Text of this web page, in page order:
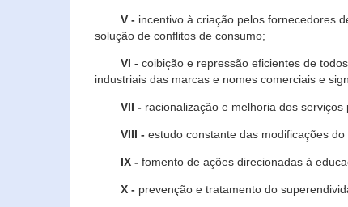
V - incentivo à criação pelos fornecedores
solução de conflitos de consumo;
VI - coibição e repressão eficientes de
industriais das marcas e nomes comerciais e
VII - racionalização e melhoria dos serviços
VIII - estudo constante das modificações do
IX - fomento de ações direcionadas à
X - prevenção e tratamento do